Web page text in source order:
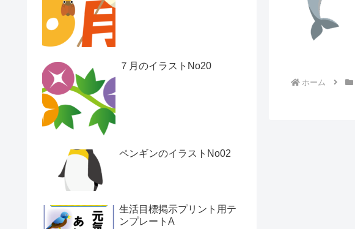
ホーム
７月のイラストNo20
ペンギンのイラストNo02
生活目標掲示プリント用テ
ンプレートA